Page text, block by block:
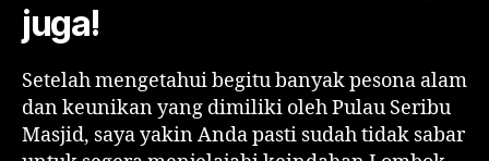
juga!
Setelah mengetahui begitu banyak pesona alam
dan keunikan yang dimiliki oleh Pulau Seribu
Masjid, saya yakin Anda pasti sudah tidak sabar